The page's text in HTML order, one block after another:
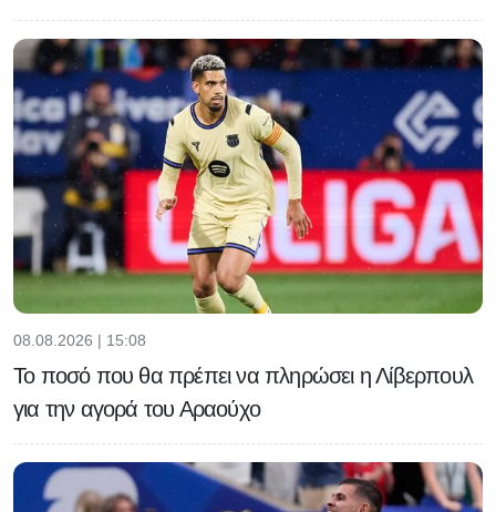
08.08.2026 | 15:08
Το ποσό που θα πρέπει να πληρώσει η Λίβερπουλ
για την αγορά του Αραούχο